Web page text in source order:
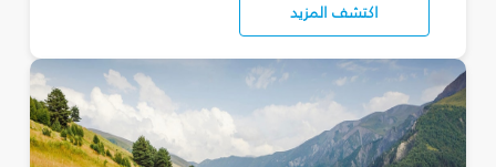
اكتشف المزيد